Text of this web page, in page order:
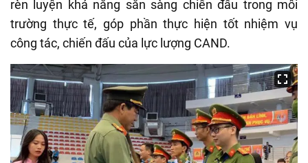
rèn luyện khả năng sẵn sàng chiến đấu trong môi
trường thực tế, góp phần thực hiện tốt nhiệm vụ
công tác, chiến đấu của lực lượng CAND.